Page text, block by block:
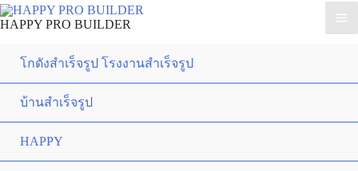
HAPPY PRO BUILDER
โกดังสำเร็จรูป โรงงานสำเร็จรูป
บ้านสำเร็จรูป
HAPPY